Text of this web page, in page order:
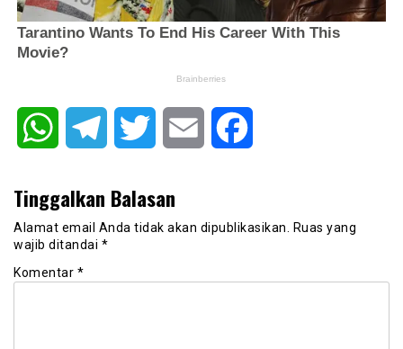
WhatsAppTelegram Twitter Email
Tinggalkan Balasan
Alamat email Anda tidak akan dipublikasikan. Ruas yang
wajib ditandai *
Komentar *